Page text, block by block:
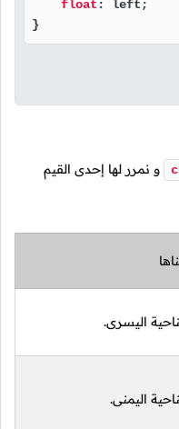
float : left;
}
و نمرر لها إحدى القيم
اليسرى.
اليمنى.